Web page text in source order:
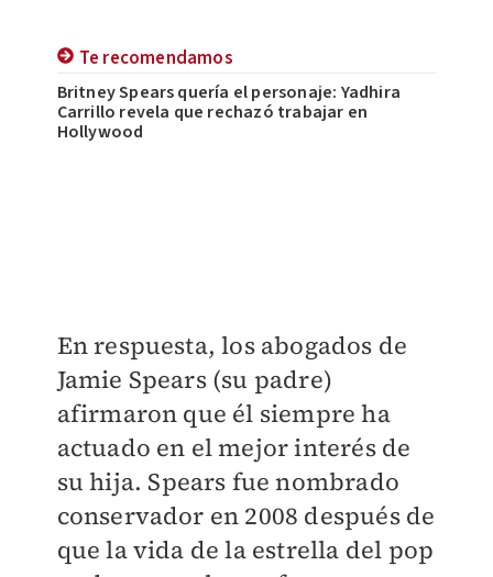
Te recomendamos
Britney Spears quería el personaje: Yadhira
Carrillo revela que rechazó trabajar en
Hollywood
En respuesta, los abogados de
Jamie Spears (su padre)
afirmaron que él siempre ha
actuado en el mejor interés de
su hija. Spears fue nombrado
conservador en 2008 después de
que la vida de la estrella del pop